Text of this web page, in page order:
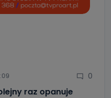
0
raz opanuje